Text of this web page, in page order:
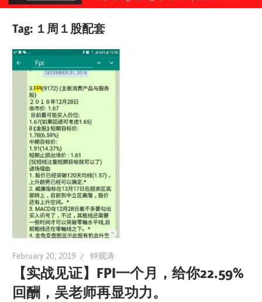
Tag: １周１股配套
February 20, 2019 钟观涛
【实战见证】FPI一个月，给你22.59%
回酬，吴老师再显功力。